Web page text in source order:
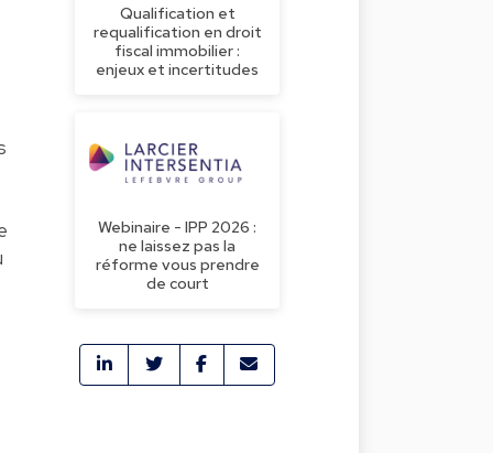
Qualification et
requalification en droit
fiscal immobilier :
enjeux et incertitudes
Webinaire - IPP 2026 :
ne laissez pas la
réforme vous prendre
de court